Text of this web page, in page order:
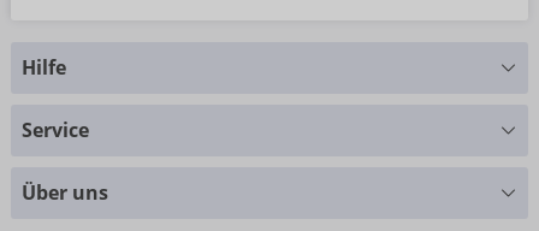
Hilfe
Service
Über uns